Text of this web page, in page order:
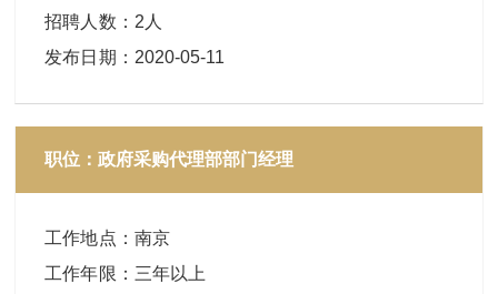
招聘人数 ： 2人
发布日期 ： 2020-05-11
职位：政府采购代理部部门经理
工作地点 ： 南京
工作年限 ： 三年以上